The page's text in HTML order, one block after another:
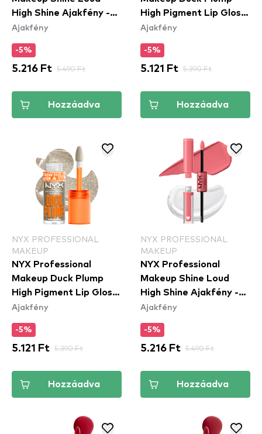
High Shine Ajakfény -
07 Global Citizen
Ajakfény
-5%
5.216 Ft 5.490 Ft
Hozzáadva
High Pigment Lip Gloss
- 22 Flippin' Slime
Ajakfény
-5%
5.121 Ft 5.390 Ft
Hozzáadva
NYX PROFESSIONAL
MAKEUP
NYX Professional
Makeup Duck Plump
High Pigment Lip Gloss
- 20 Quazy Silver
Ajakfény
-5%
5.121 Ft 5.390 Ft
Hozzáadva
NYX PROFESSIONAL
MAKEUP
NYX Professional
Makeup Shine Loud
High Shine Ajakfény -
01 Born To Hustle
Ajakfény
-5%
5.216 Ft 5.490 Ft
Hozzáadva